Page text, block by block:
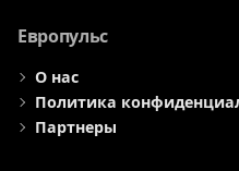
Европульс
О нас
Политика
Партнеры